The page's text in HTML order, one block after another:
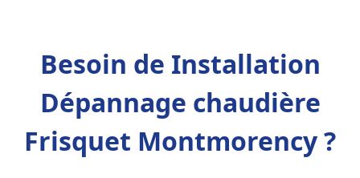
Besoin de Installation
Dépannage chaudière
Frisquet Montmorency ?